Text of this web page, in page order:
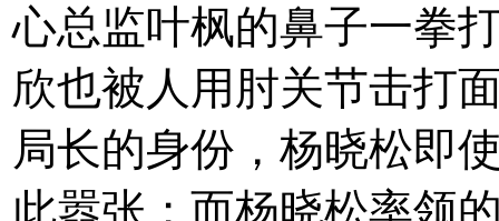
心总监叶枫的鼻子一拳
欣也被人用肘关节击打
局长的身份，杨晓松即
此嚣张；而杨晓松率领